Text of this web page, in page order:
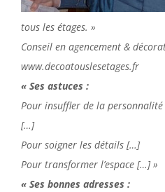
tous les étages. »
Conseil en agencement &
www.decoatouslesetages.fr
« Ses astuces :
Pour insuffler de la personnalité
[…]
Pour soigner les détails […]
Pour transformer l’espace […] »
« Ses bonnes adresses :